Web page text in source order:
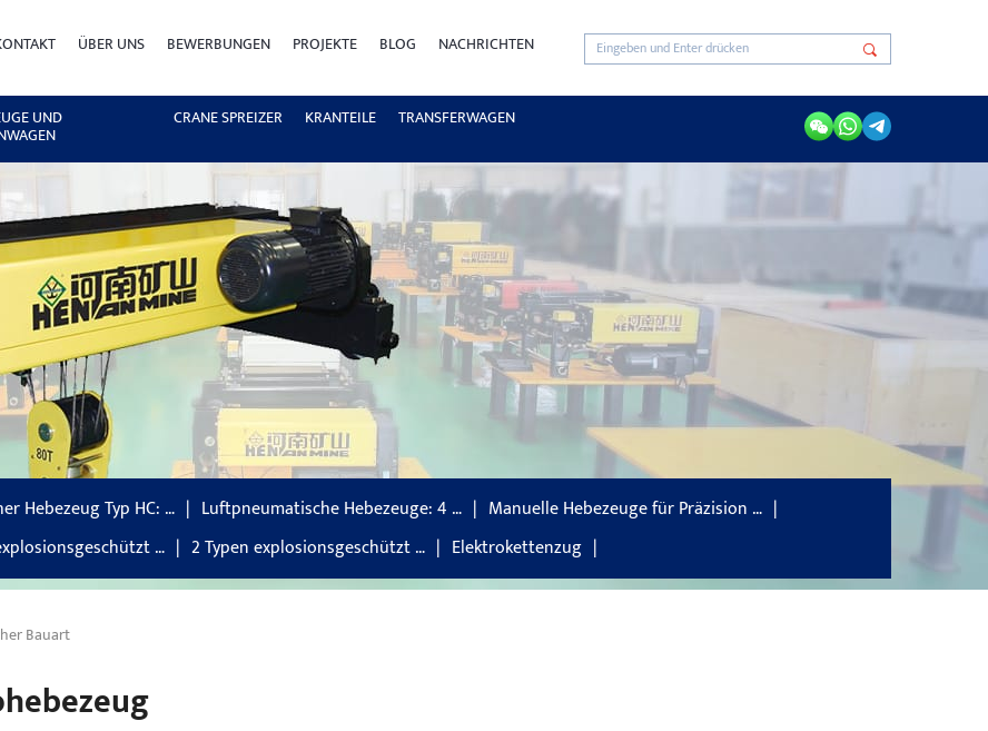
ÜBER UNS BEWERBUNGEN PROJEKTE BLOG NACHRICHTEN
UND CRANE SPREIZER KRANTEILE TRANSFERWAGEN
Hebezeug Typ HC: … Luftpneumatische Hebezeuge: 4 …
Manuelle Hebezeuge für Präzision …
…
2 Typen explosionsgeschützt … Elektrokettenzug
Bauart